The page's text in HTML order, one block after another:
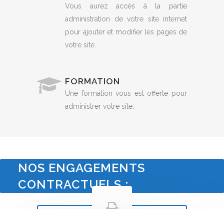
Vous aurez accès à la partie
administration de votre site internet
pour ajouter et modifier les pages de
votre site.
FORMATION
Une formation vous est offerte pour
administrer votre site.
NOS ENGAGEMENTS
CONTRACTUELS :